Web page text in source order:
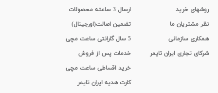
روشهای خرید
نظر مشتریان ما
همکاری سازمانی
شرکای تجاری ایران تایمر
ارسال 3 ساعته محصولات
تضمین اصالت(اورجینال)
5 سال گارانتی ساعت مچی
خدمات پس از فروش
خرید اقساطی ساعت مچی
کارت هدیه ایران تایمر